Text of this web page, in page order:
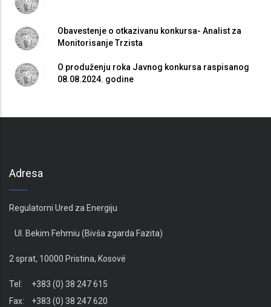
Obavestenje o otkazivanu konkursa- Analist za
Monitorisanje Trzista
O produženju roka Javnog konkursa raspisanog
08.08.2024. godine
Adresa
Regulatorni Ured za Energiju
Ul. Bekim Fehmiu (Bivša zgarda Fazita)
2 sprat, 10000 Pristina, Kosovë
Tel: +383 (0) 38 247 615
Fax: +383 (0) 38 247 620